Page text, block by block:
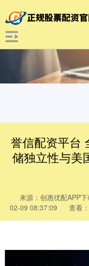
誉信配资平台
储独立性与美
来源：创惠优配APP
02-09 08:37:09
查看